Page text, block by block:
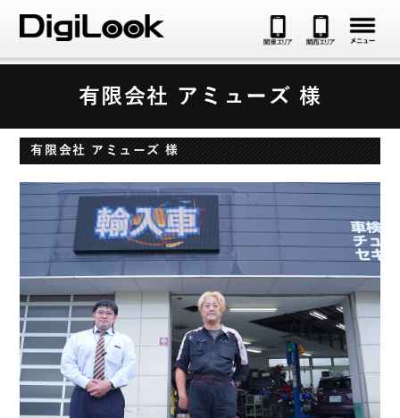
有限会社 アミューズ 様
有限会社 アミューズ 様